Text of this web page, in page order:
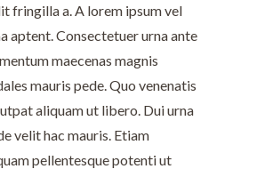
fringilla a. A lorem ipsum vel
aptent. Consectetuer urna ante
maecenas magnis
mauris pede. Quo venenatis
aliquam ut libero. Dui urna
velit hac mauris. Etiam
pellentesque potenti ut